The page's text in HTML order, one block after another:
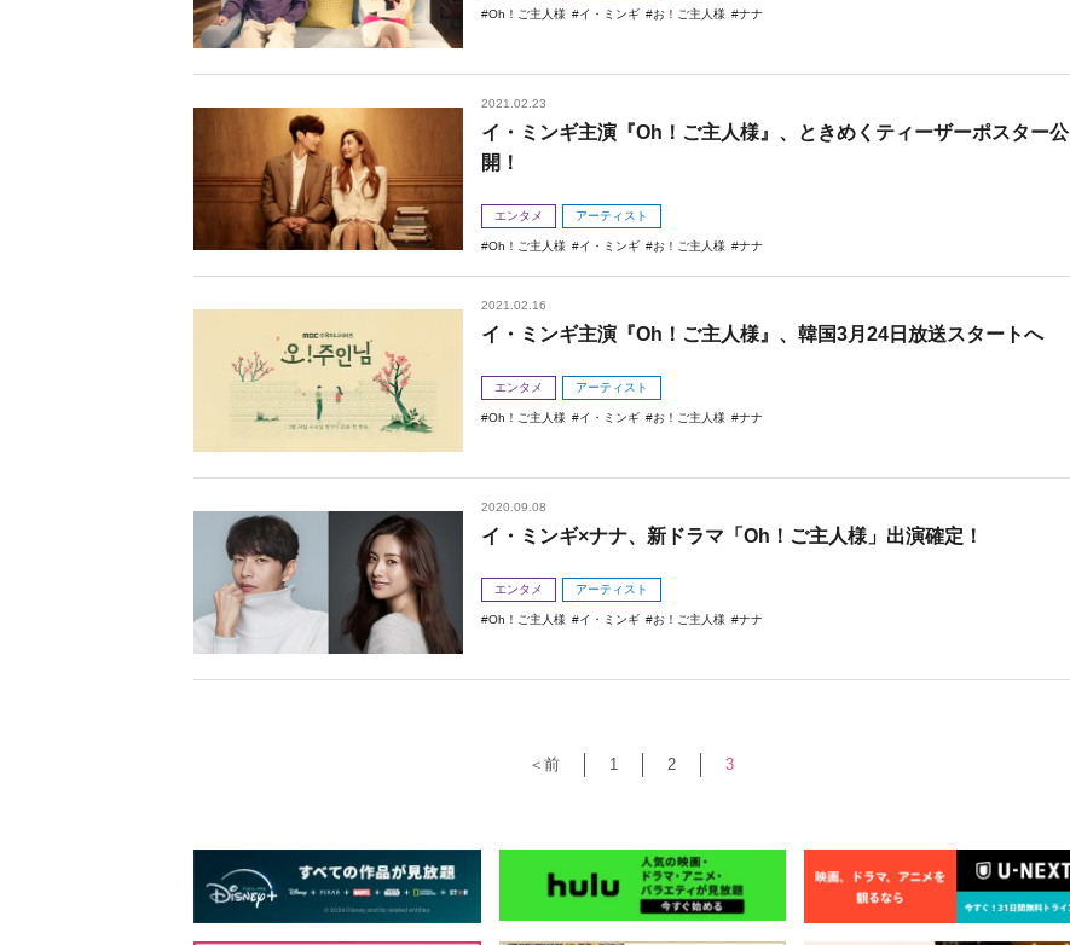
Oh！ご主人様 イ・ミンギ お！ご主人様 ナナ
2021.02.23
イ・ミンギ主演『Oh！ご主人様』、ときめくティーザーポスター公
開！
エンタメ アーティスト
Oh！ご主人様 イ・ミンギ お！ご主人様 ナナ
2021.02.16
イ・ミンギ主演『Oh！ご主人様』、韓国3月24日放送スタートへ
エンタメ アーティスト
Oh！ご主人様 イ・ミンギ お！ご主人様 ナナ
2020.09.08
イ・ミンギ×ナナ、新ドラマ「Oh！ご主人様」出演確定！
エンタメ アーティスト
Oh！ご主人様 イ・ミンギ お！ご主人様 ナナ
＜前 1 2 3